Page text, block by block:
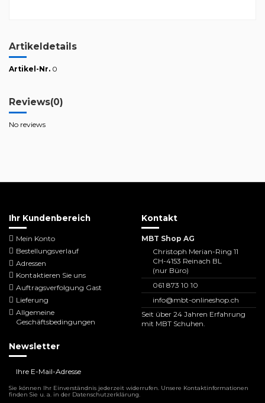
Artikeldetails
Artikel-Nr. 0
Reviews(0)
No reviews
Ihr Kundenbereich
Mein Konto
Bestellungsverlauf
Adressen
Kontaktieren Sie uns
Auftragsverfolgung Gast
Lieferung
Allgemeine
Geschäftsbedingungen
Kontakt
MBT Shop AG
Christoph Merian-Ring 11
CH-4153 Reinach BL
(nur Büro)
061 873 10 10
info@mbt-onlineshop.ch
Seit über 24 Jahren Erfahrung
mit MBT Schuhen.
Newsletter
Sie können Ihr Einverständnis jederzeit widerrufen. Unsere Kontaktinformationen
finden Sie u. a. in der Datenschutzerklärung.